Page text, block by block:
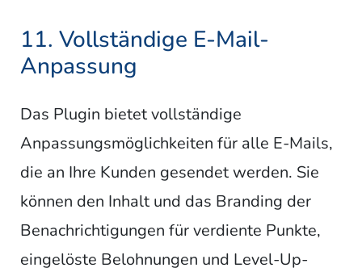
11. Vollständige E-Mail-
Anpassung
Das Plugin bietet vollständige
Anpassungsmöglichkeiten für alle E-Mails,
die an Ihre Kunden gesendet werden. Sie
können den Inhalt und das Branding der
Benachrichtigungen für verdiente Punkte,
eingelöste Belohnungen und Level-Up-